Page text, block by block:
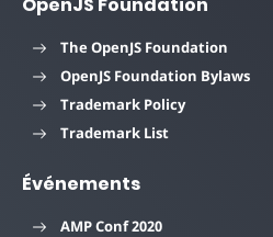
The OpenJS Foundation
OpenJS Foundation Bylaws
Trademark Policy
Trademark List
Événements
AMP Conf 2020